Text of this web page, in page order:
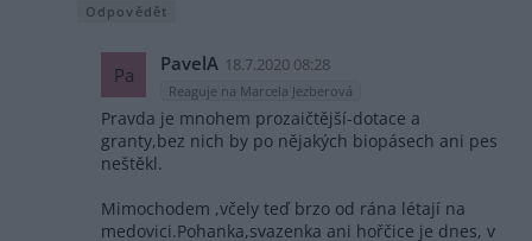
Odpovědět
Pa PavelA 18.7.2020 08:28
Reaguje na Marcela Jezberová
Pravda je mnohem prozaičtější-dotace a
granty,bez nich by po nějakých biopásech ani pes
neštěkl.
Mimochodem ,včely teď brzo od rána létají na
medovici.Pohanka,svazenka ani hořčice je dnes, v